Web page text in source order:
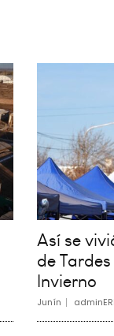
Así se
de
Invierno
Junín